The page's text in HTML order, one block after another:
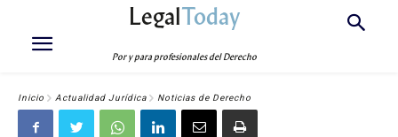
LegalToday
Por y para profesionales del Derecho
Inicio Actualidad Jurídica Noticias de Derecho